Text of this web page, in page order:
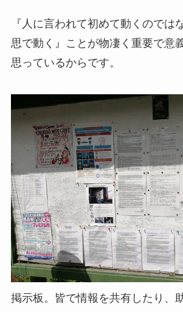
『人に言われて初めて動くのでは
思で動く』ことが物凄く重要で意
思っているからです。
掲示板。皆で情報を共有したり、